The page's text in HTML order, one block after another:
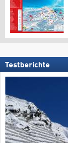
Testberichte